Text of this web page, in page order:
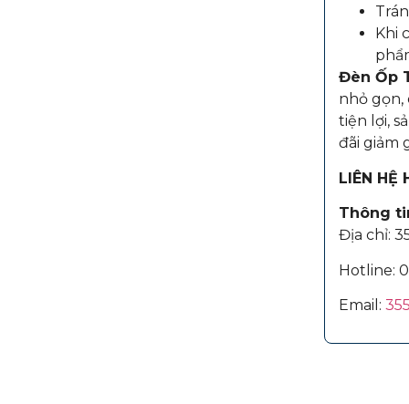
Khi
Đèn Ốp
nhỏ gọn,
tiện lợi,
đãi giảm
LIÊN HỆ
Thông
Địa chỉ:
Hotline:
Email: